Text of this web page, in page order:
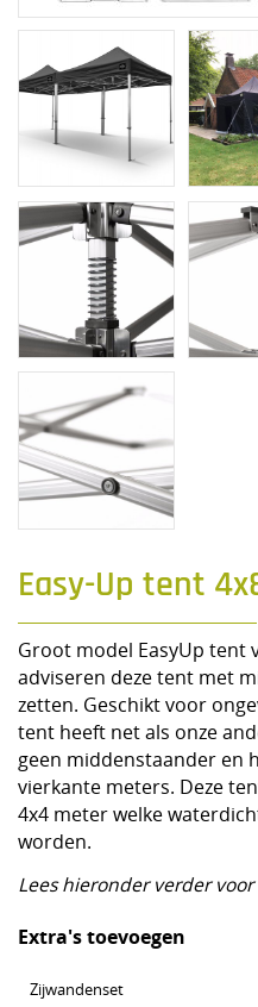
Easy-Up tent
Groot model EasyUp tent
adviseren deze tent met
zetten. Geschikt voor
tent heeft net als onze
geen middenstaander en
vierkante meters. Deze
4x4 meter welke
worden.
Lees hieronder verder
Extra's toevoegen
Zijwandenset